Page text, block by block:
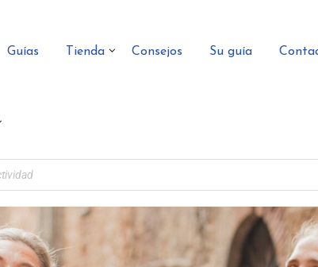
Guías Tienda Consejos Su guía